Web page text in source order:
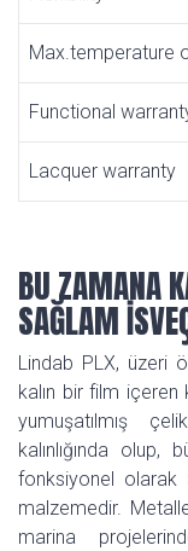
Max.temperature
Functional
Lacquer warranty
BU ZAMANA
SAĞLAM
Lindab PLX, üzeri
kalın bir film
yumuşatılmış
kalınlığında
fonksiyonel olarak
malzemedir.
marina